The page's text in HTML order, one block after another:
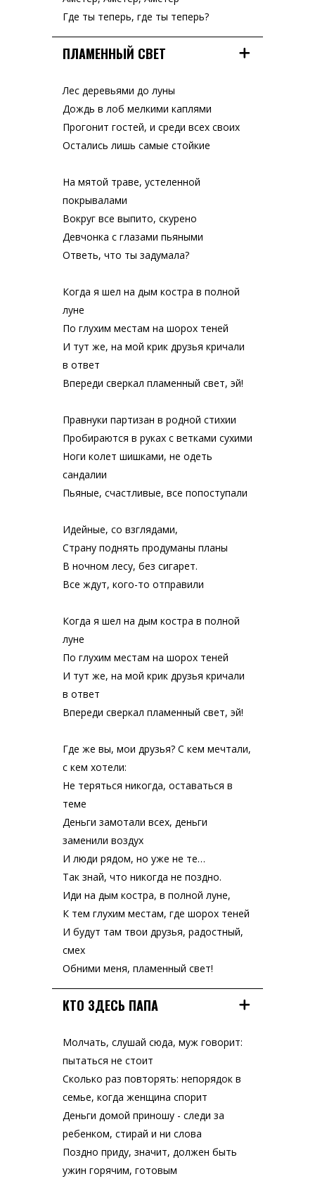
Где ты теперь, где ты теперь?
ПЛАМЕННЫЙ СВЕТ
Лес деревьями до луны
Дождь в лоб мелкими каплями
Прогонит гостей, и среди всех своих
Остались лишь самые стойкие
На мятой траве, устеленной
покрывалами
Вокруг все выпито, скурено
Девчонка с глазами пьяными
Ответь, что ты задумала?
Когда я шел на дым костра в полной
луне
По глухим местам на шорох теней
И тут же, на мой крик друзья кричали
в ответ
Впереди сверкал пламенный свет, эй!
Правнуки партизан в родной стихии
Пробираются в руках с ветками сухими
Ноги колет шишками, не одеть
сандалии
Пьяные, счастливые, все попоступали
Идейные, со взглядами,
Страну поднять продуманы планы
В ночном лесу, без сигарет.
Все ждут, кого-то отправили
Когда я шел на дым костра в полной
луне
По глухим местам на шорох теней
И тут же, на мой крик друзья кричали
в ответ
Впереди сверкал пламенный свет, эй!
Где же вы, мои друзья? С кем мечтали,
с кем хотели:
Не теряться никогда, оставаться в
теме
Деньги замотали всех, деньги
заменили воздух
И люди рядом, но уже не те…
Так знай, что никогда не поздно.
Иди на дым костра, в полной луне,
К тем глухим местам, где шорох теней
И будут там твои друзья, радостный,
смех
Обними меня, пламенный свет!
КТО ЗДЕСЬ ПАПА
Молчать, слушай сюда, муж говорит:
пытаться не стоит
Сколько раз повторять: непорядок в
семье, когда женщина спорит
Деньги домой приношу - следи за
ребенком, стирай и ни слова
Поздно приду, значит, должен быть
ужин горячим, готовым